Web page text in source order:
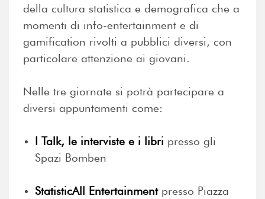
della cultura statistica e demografica che a
momenti di info-entertainment e di
gamification rivolti a pubblici diversi, con
particolare attenzione ai giovani.
Nelle tre giornate si potrà partecipare a
diversi appuntamenti come:
I Talk, le interviste e i libri presso gli
Spazi Bomben
StatisticAll Entertainment presso Piazza